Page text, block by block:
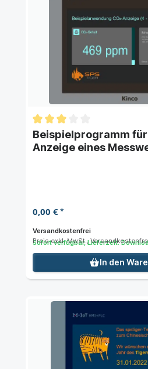
Beispielprogramm
Anzeige eines
0,00 €*
Versandkostenfrei
Sofort verfügbar, Lieferzeit:
Bestellung
Preis exkl. MwSt.,
In den